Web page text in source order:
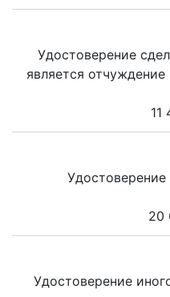
Удостоверение
является
11
Удостоверение
20
Удостоверение